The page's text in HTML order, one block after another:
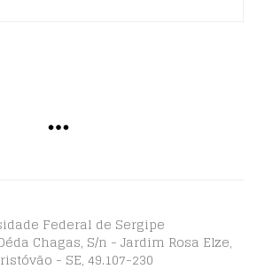
Federal de Sergipe
Chagas, S/n - Jardim Rosa Elze,
- SE, 49.107-230